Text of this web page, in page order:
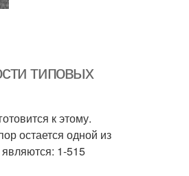
типовых
к этому.
остается одной из
1-515